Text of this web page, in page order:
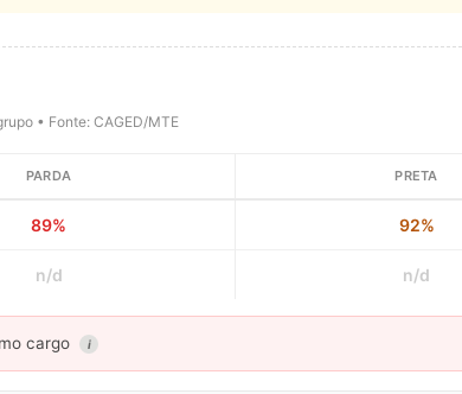
• Fonte: CAGED/MTE
PARDA PRETA
89% 92%
n/d n/d
cargo i